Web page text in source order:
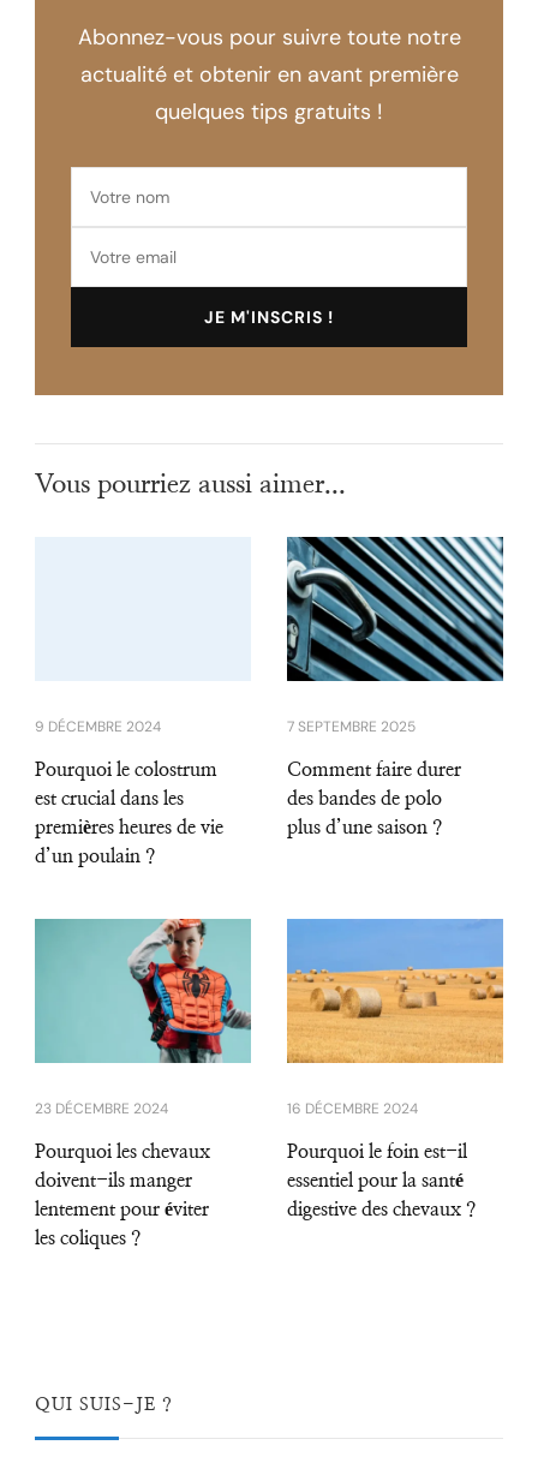
Abonnez-vous pour suivre toute notre
actualité et obtenir en avant première
quelques tips gratuits !
Vous pourriez aussi aimer...
9 DÉCEMBRE 2024
Pourquoi le colostrum
est crucial dans les
premières heures de vie
d’un poulain ?
7 SEPTEMBRE 2025
Comment faire durer
des bandes de polo
plus d’une saison ?
23 DÉCEMBRE 2024
Pourquoi les chevaux
doivent-ils manger
lentement pour éviter
les coliques ?
16 DÉCEMBRE 2024
Pourquoi le foin est-il
essentiel pour la santé
digestive des chevaux ?
QUI SUIS-JE ?